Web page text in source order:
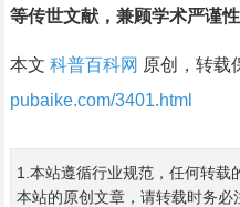
等传世文献，兼顾学术严谨性
本文 科普百科网 原创，转载
pubaike.com/3401.html
1.本站遵循行业规范，任何转载
本站的原创文章，请转载时务必